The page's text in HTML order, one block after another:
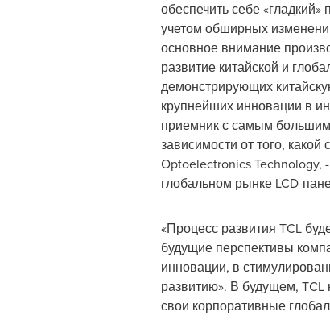
обеспечить себе
учетом обширных
основное внимание
развитие китайской и
демонстрирующих
крупнейших инновации в
приемник с самым большим
зависимости от того,
Optoelectronics Technology,
глобальном рынке LCD-
«Процесс развития TCL
будущие перспективы
инновации, в
развитию». В будущем, TCL
свои корпоративные